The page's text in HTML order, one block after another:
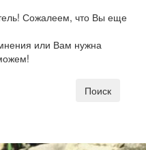
Сожалеем, что Вы еще
или Вам нужна
Поиск